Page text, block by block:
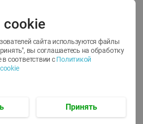
с
ТОФУ Vegetus ТВЕРДЫЙ
сайта используются файлы
вы соглашаетесь на обработку
соответствии с Политикой
Принять